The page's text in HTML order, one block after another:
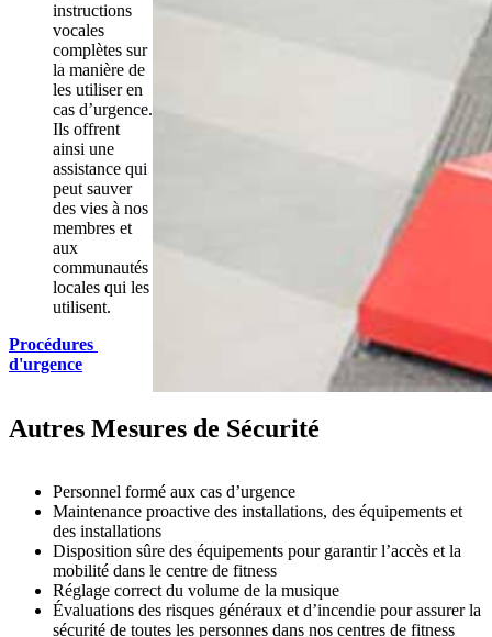
instructions
vocales
complètes sur
la manière de
les utiliser en
cas d’urgence.
Ils offrent
ainsi une
assistance qui
peut sauver
des vies à nos
membres et
aux
communautés
locales qui les
utilisent.
Procédures
d'urgence
Autres Mesures de Sécurité
Personnel formé aux cas d’urgence
Maintenance proactive des installations, des équipements et
des installations
Disposition sûre des équipements pour garantir l’accès et la
mobilité dans le centre de fitness
Réglage correct du volume de la musique
Évaluations des risques généraux et d’incendie pour assurer la
sécurité de toutes les personnes dans nos centres de fitness